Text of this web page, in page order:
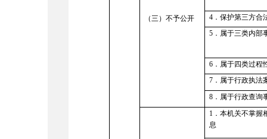
（三）不予公开
4．保护第三方合
5．属于三类内部
6．属于四类过程
7．属于行政执法
8．属于行政查询
1．本机关不掌握
息